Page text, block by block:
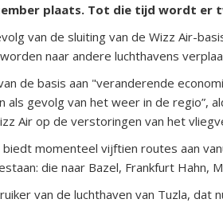
plaats. Tot die tijd wordt er
van de sluiting van de Wizz Air-
naar andere luchthavens
de basis aan "veranderende
gevolg van het weer in de regio”,
Air op de verstoringen van het
momenteel vijftien routes aan
die naar Bazel, Frankfurt Hahn,
van de luchthaven van Tuzla, dat